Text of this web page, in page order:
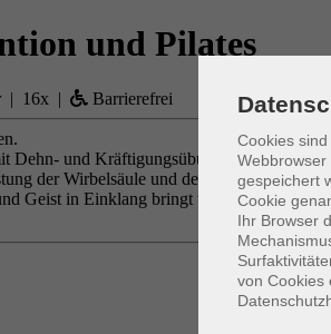
und Pilates
| 16x | Barrierefrei
Dehn- und Kräftigungsübungen vor allem
der Wirbelsäule und des Rückens
Geist in Einklang bringt und den
Cookies
gespeichert
Cookie
Ihr Browser
von Cookies